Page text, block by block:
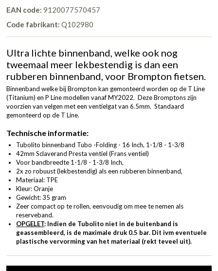
EAN code: 9120077570457
Code fabrikant: Q102980
Ultra lichte binnenband, welke ook nog
tweemaal meer lekbestendig is dan een
rubberen binnenband, voor Brompton fietsen.
Binnenband welke bij Brompton kan gemonteerd worden op de T Line
(Titanium) en P Line modellen vanaf MY2022. Deze Bromptons zijn
voorzien van velgen met een ventielgat van 6.5mm. Standaard
gemonteerd op de T Line.
Technische informatie:
Tubolito binnenband Tubo -Folding - 16 Inch, 1-1/8 - 1-3/8
42mm Sclaverand Presta ventiel (Frans ventiel)
Voor bandbreedte 1-1/8 - 1-3/8 Inch,
2x zo robuust (lekbestendig) als een rubberen binnenband,
Materiaal: TPE
Kleur: Oranje
Gewicht: 35 gram
Zeer compact op te rollen, eenvoudig om mee te nemen als
reserveband.
OPGELET: Indien de Tubolito niet in de buitenband is
geassembleerd, is de maximale druk 0.5 bar. Dit ivm eventuele
plastische vervorming van het materiaal (rekt teveel uit).